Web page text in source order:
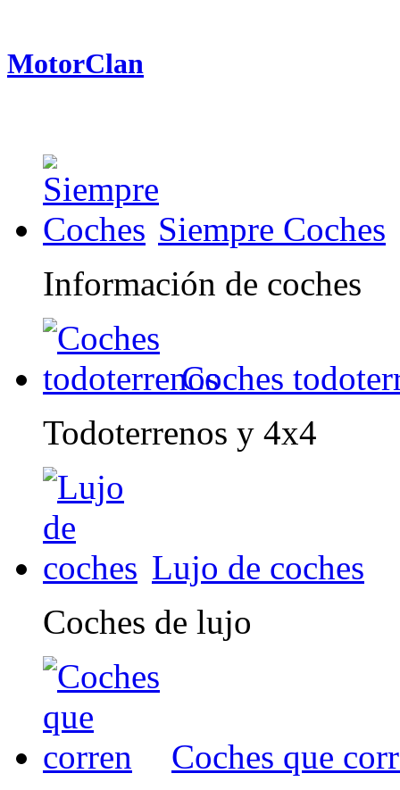
MotorClan
Siempre Coches
Información de coches
Coches
Todoterrenos y 4x4
Lujo de coches
Coches de lujo
Coches que